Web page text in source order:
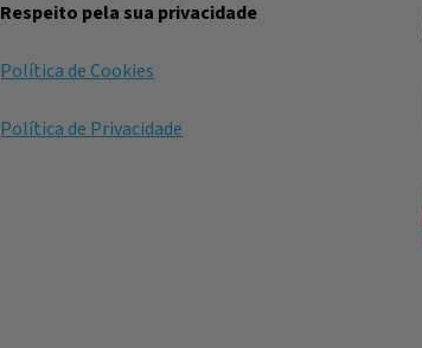
Respeito pela sua privacidade
Política de Cookies
Política de Privacidade